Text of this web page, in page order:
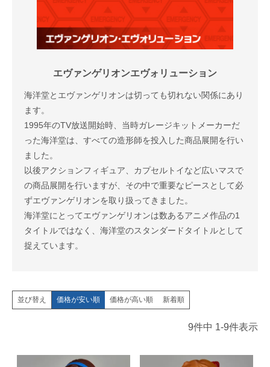
エヴァンゲリオンエヴォリューション
海洋堂とエヴァンゲリオンは切っても切れない関係にあり
ます。
1995年のTV放送開始時、当時ガレージキットメーカーだ
った海洋堂は、すべての造形師を投入した商品展開を行い
ました。
以後アクションフィギュア、カプセルトイなど広いマスで
の商品展開を行いますが、その中で重要なピースとして必
ずエヴァンゲリオンを取り扱ってきました。
海洋堂にとってエヴァンゲリオンは数あるアニメ作品の1
タイトルではなく、海洋堂のスタンダードタイトルとして
捉えています。
並び替え 価格が安い順 価格が高い順 新着順
9件中 1-9件表示